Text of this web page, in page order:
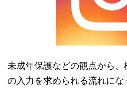
未成年保護などの観点から、
の入力を求められる流れにな